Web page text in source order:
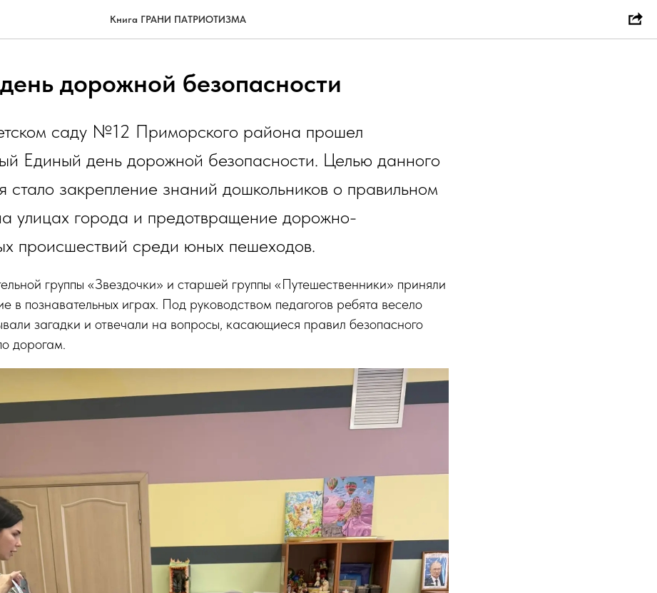
Книга ГРАНИ ПАТРИОТИЗМА
дорожной безопасности
саду №12 Приморского района прошел
Единый день дорожной безопасности. Целью данного
стало закрепление знаний дошкольников о правильном
улицах города и предотвращение дорожно-
происшествий среди юных пешеходов.
группы «Звездочки» и старшей группы «Путешественники» приняли
в познавательных играх. Под руководством педагогов ребята весело
загадки и отвечали на вопросы, касающиеся правил безопасного
дорогам.